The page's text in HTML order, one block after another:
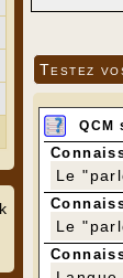
Testez
QCM
Le
Le